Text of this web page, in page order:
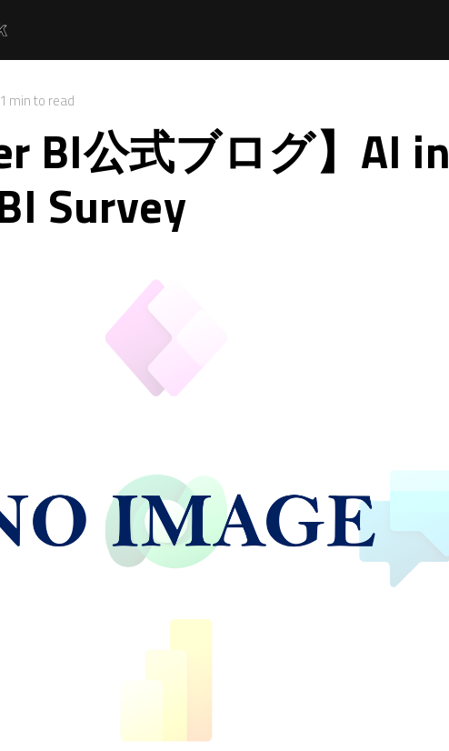
1 min to read
BI公式ブログ】AI in
Survey